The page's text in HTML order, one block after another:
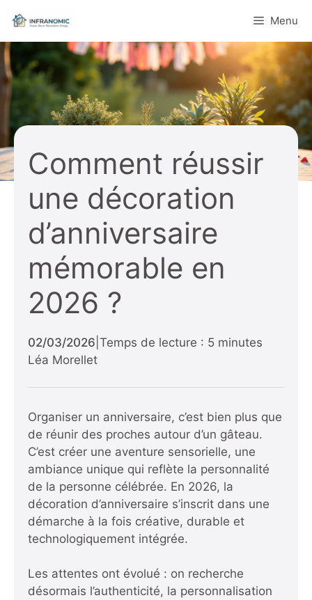
au
contenu
Menu
Comment réussir
une décoration
d’anniversaire
mémorable en
2026 ?
02/03/2026 Temps de lecture : 5 minutes
Léa Morellet
Organiser un anniversaire, c’est bien plus que
de réunir des proches autour d’un gâteau.
C’est créer une aventure sensorielle, une
ambiance unique qui reflète la personnalité
de la personne célébrée. En 2026, la
décoration d’anniversaire s’inscrit dans une
démarche à la fois créative, durable et
technologiquement intégrée.
Les attentes ont évolué : on recherche
désormais l’authenticité, la personnalisation